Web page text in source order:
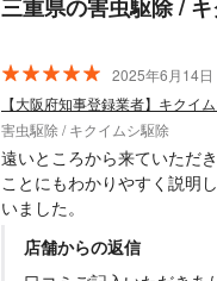
三重県の害虫駆除 /
2025年6月14日
【大阪府知事登録業者】キクイ
害虫駆除 / キクイムシ駆除
遠いところから来ていただ
ことにもわかりやすく説明
いました。
店舗からの返信